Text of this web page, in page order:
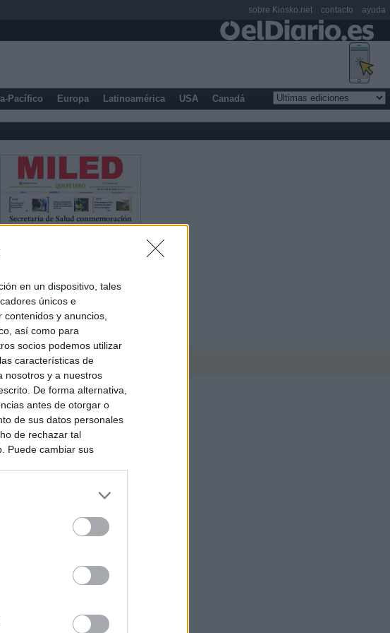
en un dispositivo, tales
únicos e
y anuncios,
así como para
socios podemos utilizar
características de
nosotros y a nuestros
De forma alternativa,
antes de otorgar o
de sus datos personales
de rechazar tal
Puede cambiar sus
Pacífico Europa Latinoamérica USA Canadá
sobre Kiosko.net contacto ayuda